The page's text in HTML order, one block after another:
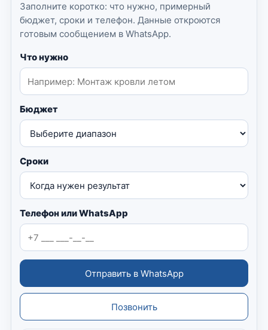
Заполните коротко: что нужно, примерный
бюджет, сроки и телефон. Данные откроются
готовым сообщением в WhatsApp.
Что нужно
Бюджет
Сроки
Телефон или WhatsApp
Отправить в WhatsApp
Позвонить